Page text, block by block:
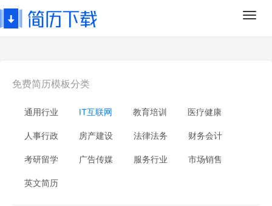
免费简历模板分类
通用行业 IT互联网 教育培训 医疗健康
人事行政 房产建设 法律法务 财务会计
考研留学 广告传媒 服务行业 市场销售
英文简历